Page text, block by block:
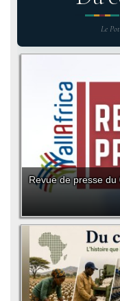
Le
Revue de presse du